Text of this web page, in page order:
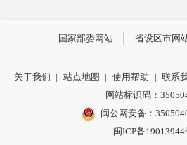
国家部委网站 省设区市网
关于我们 | 站点地图 | 使用帮助 | 联系
网站标识码：
闽公网安备：
闽ICP备19013944